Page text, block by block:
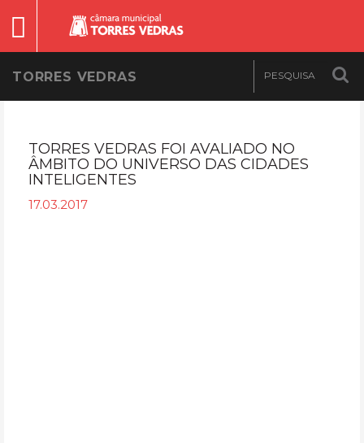
TORRES VEDRAS
TORRES VEDRAS FOI AVALIADO NO
ÂMBITO DO UNIVERSO DAS CIDADES
INTELIGENTES
17.03.2017